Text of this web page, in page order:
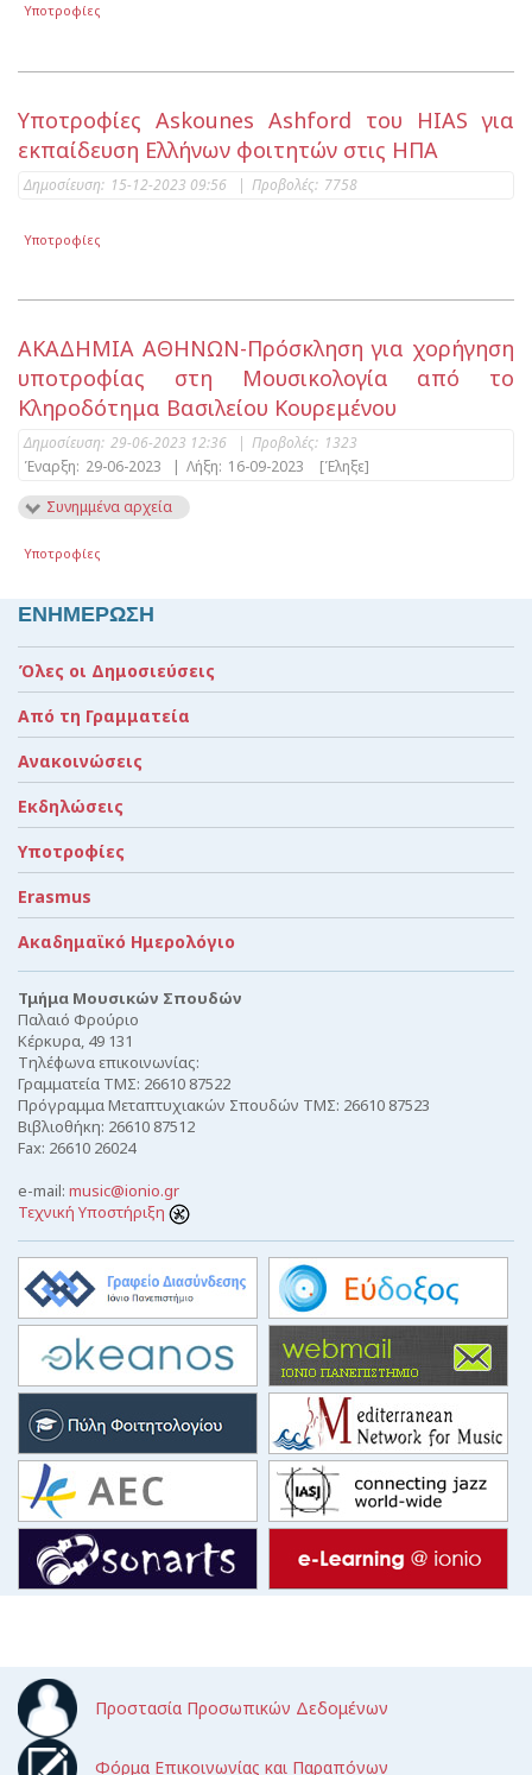
Υποτροφίες
Yποτροφίες Askounes Ashford του HIAS για
εκπαίδευση Ελλήνων φοιτητών στις ΗΠΑ
Δημοσίευση: 15-12-2023 09:56 | Προβολές: 7758
Υποτροφίες
ΑΚΑΔΗΜΙΑ ΑΘΗΝΩΝ-Πρόσκληση για χορήγηση
υποτροφίας στη Μουσικολογία από το
Κληροδότημα Βασιλείου Κουρεμένου
Δημοσίευση: 29-06-2023 12:36 | Προβολές: 1323
Έναρξη: 29-06-2023 | Λήξη: 16-09-2023
[Έληξε]
Συνημμένα αρχεία
Υποτροφίες
ΕΝΗΜΕΡΩΣΗ
Όλες οι Δημοσιεύσεις
Από τη Γραμματεία
Ανακοινώσεις
Εκδηλώσεις
Υποτροφίες
Erasmus
Ακαδημαϊκό Ημερολόγιο
Τμήμα Μουσικών Σπουδών
Παλαιό Φρούριο
Κέρκυρα, 49 131
Τηλέφωνα επικοινωνίας:
Γραμματεία ΤΜΣ: 26610 87522
Πρόγραμμα Μεταπτυχιακών Σπουδών ΤΜΣ: 26610 87523
Βιβλιοθήκη: 26610 87512
Fax: 26610 26024
e-mail: music@ionio.gr
Τεχνική Υποστήριξη
Προστασία Προσωπικών Δεδομένων
Φόρμα Επικοινωνίας και Παραπόνων